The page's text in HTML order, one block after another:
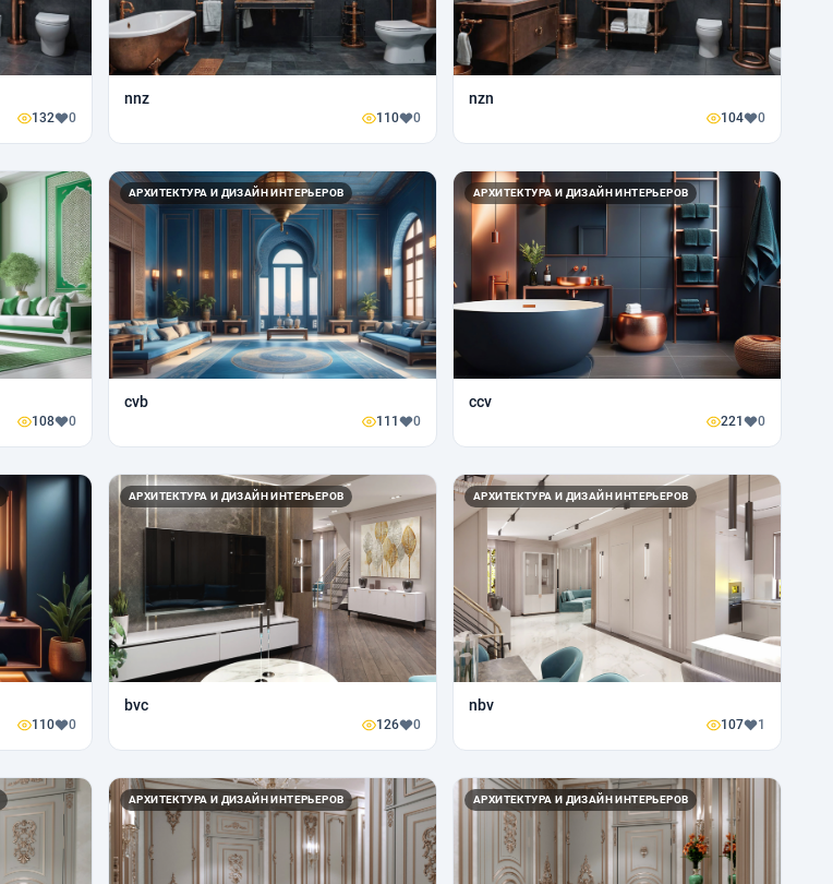
132 0
nnz
110 0
nzn
104 0
108 0
АРХИТЕКТУРА И ДИЗАЙН ИНТЕРЬЕРОВ
cvb
111 0
АРХИТЕКТУРА И ДИЗАЙН ИНТЕРЬЕРОВ
ccv
221 0
110 0
АРХИТЕКТУРА И ДИЗАЙН ИНТЕРЬЕРОВ
bvc
126 0
АРХИТЕКТУРА И ДИЗАЙН ИНТЕРЬЕРОВ
nbv
107 1
АРХИТЕКТУРА И ДИЗАЙН ИНТЕРЬЕРОВ АРХИТЕКТУРА И ДИЗАЙН ИНТЕРЬЕРОВ